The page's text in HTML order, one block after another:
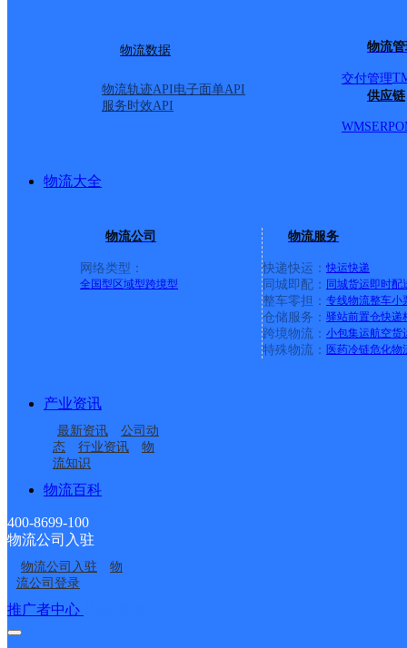
物流数据
物流轨迹API电子面单API
服务时效API
物流
交付管理
供应链
WMSERP
物流大全
物流公司
网络类型：
全国型 区域型跨境型
物流服务
快递快运： 快运快递
同城即配： 同城货运即时配
整车零担： 专线物流整车小
仓储服务： 驿站前置仓快递
跨境物流： 小包集运航空货
特殊物流： 医药冷链危化物
产业资讯
最新资讯
公司动
态
行业资讯
物
流知识
物流百科
400-8699-100
物流公司入驻
物流公司入驻
物
流公司登录
推广者中心
分部
黑龙江鹤岗市公司新鹤
分部
黑龙江鹤岗市公司东北
亚分部
黑龙江鹤岗市
湖滨邮政支局
鹤岗宝泉岭网点
鹤岗
接口API